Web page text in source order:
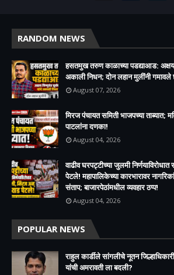
RANDOM NEWS
हसतमुख तरुण काळाच्या पडद्याआड: अक्षय
अकाली निधन; दोन लहान मुलींनी
August 07, 2026
मिरज पंचायत समिती भाजपच्या ताब्यात;
पाटलांना दणका!
August 04, 2026
वाढीव घरपट्टीच्या जुलमी
पेटले! महापालिकेच्या कारभारावर
संताप; बाजारपेठांमधील व्यवहार ठप्प!​
August 04, 2026
POPULAR NEWS
राहुल कार्डीले सांगलीचे नूतन
यांची अमरावती ला बदली?